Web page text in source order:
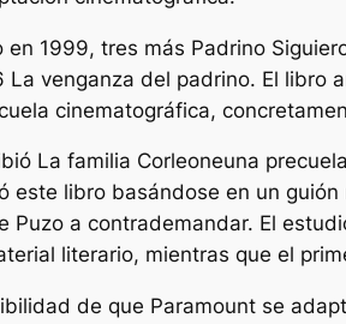
en 1999, tres más Padrino
La venganza del padrino. El libro
cinematográfica,
La familia Corleoneuna
este libro basándose en un
Puzo a contrademandar. El
literario, mientras que el
de que Paramount se